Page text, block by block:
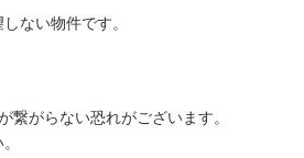
ない物件です。
がらない恐れがございます。